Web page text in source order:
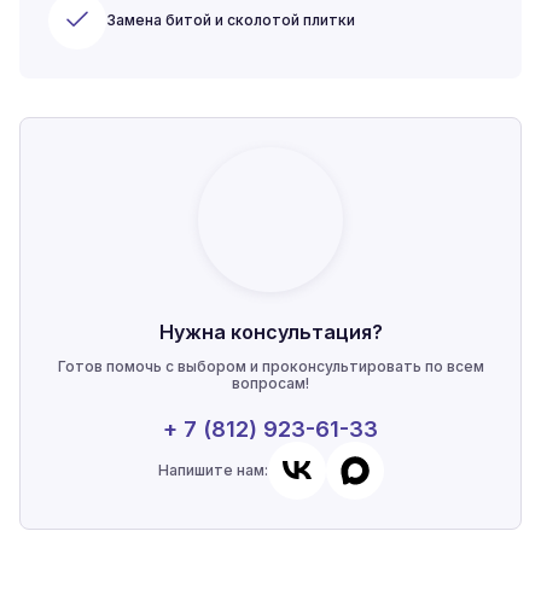
Замена битой и сколотой плитки
Нужна консультация?
Готов помочь с выбором и проконсультировать по всем
вопросам!
+ 7 (812) 923-61-33
Напишите нам: